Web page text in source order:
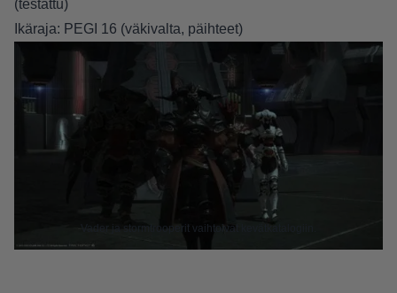
(testattu)
Ikäraja: PEGI 16 (väkivalta, päihteet)
Vader ja stormtrooperit vaihtoivat kevätkatalogiin.